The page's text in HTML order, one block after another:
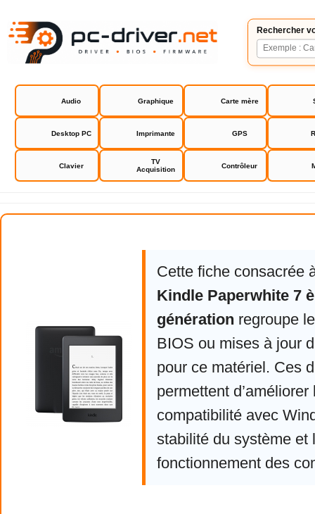
Rechercher
Audio Graphique Carte mère
Desktop PC Imprimante GPS
Clavier
TV
Acquisition
Contrôleur
Amazon Kindle Paperwhite 7
Cette fiche consacrée
Kindle Paperwhite 7
génération regroupe
BIOS ou mises à jour
pour ce matériel. Ces
permettent d’améliorer
compatibilité avec
stabilité du système et
fonctionnement des